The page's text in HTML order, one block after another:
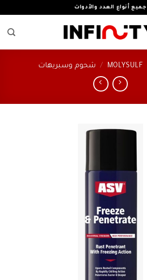
جميع أنواع العدد والأدوات
MOLYSULF
/ شحوم وسبريهات